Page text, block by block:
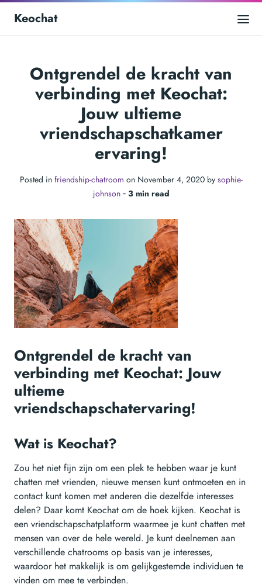
Keochat
Ontgrendel de kracht van
verbinding met Keochat:
Jouw ultieme
vriendschapschatkamer
ervaring!
Posted in friendship-chatroom on November 4, 2020 by sophie-
johnson‐ 3 min read
Ontgrendel de kracht van
verbinding met Keochat: Jouw
ultieme
vriendschapschatervaring!
Wat is Keochat?
Zou het niet fijn zijn om een plek te hebben waar je kunt
chatten met vrienden, nieuwe mensen kunt ontmoeten en in
contact kunt komen met anderen die dezelfde interesses
delen? Daar komt Keochat om de hoek kijken. Keochat is
een vriendschapschatplatform waarmee je kunt chatten met
mensen van over de hele wereld. Je kunt deelnemen aan
verschillende chatrooms op basis van je interesses,
waardoor het makkelijk is om gelijkgestemde individuen te
vinden om mee te verbinden.